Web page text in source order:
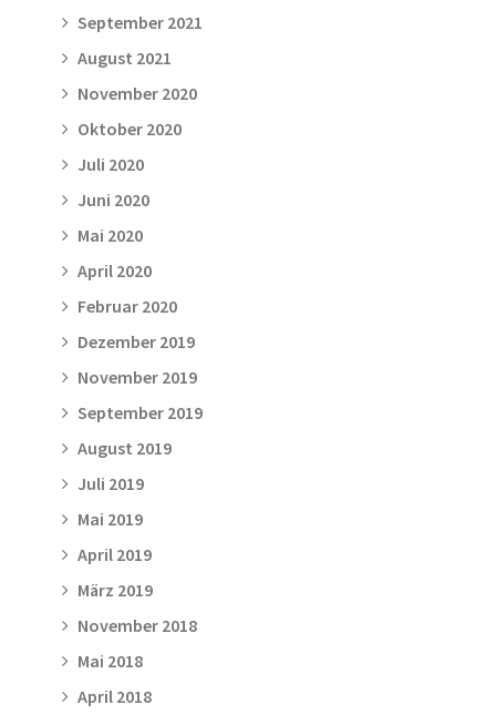
September 2021
August 2021
November 2020
Oktober 2020
Juli 2020
Juni 2020
Mai 2020
April 2020
Februar 2020
Dezember 2019
November 2019
September 2019
August 2019
Juli 2019
Mai 2019
April 2019
März 2019
November 2018
Mai 2018
April 2018